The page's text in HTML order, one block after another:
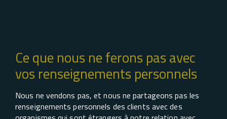
Ce que nous ne ferons pas avec
vos renseignements personnels
Nous ne vendons pas, et nous ne partageons pas les
renseignements personnels des clients avec des